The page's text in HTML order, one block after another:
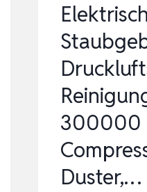
300000
Duster,…